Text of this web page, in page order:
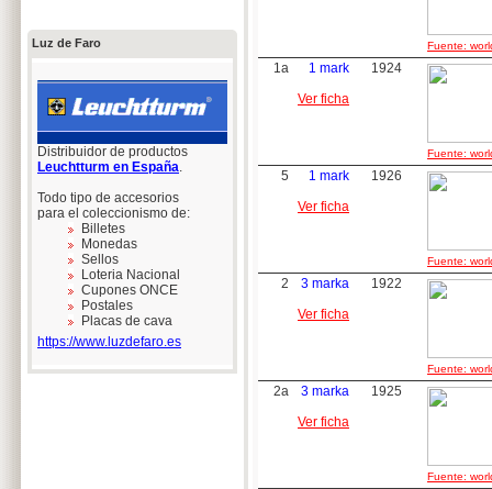
Luz de Faro
Distribuidor de productos
Leuchtturm en España.
Todo tipo de accesorios
para el coleccionismo de:
Billetes
Monedas
Sellos
Loteria Nacional
Cupones ONCE
Postales
Placas de cava
https://www.luzdefaro.es
Fuente:
1a
1 mark
Ver ficha
1924
Fuente:
5
1 mark
Ver ficha
1926
Fuente:
2
3 marka
Ver ficha
1922
Fuente:
2a
3 marka
Ver ficha
1925
Fuente: